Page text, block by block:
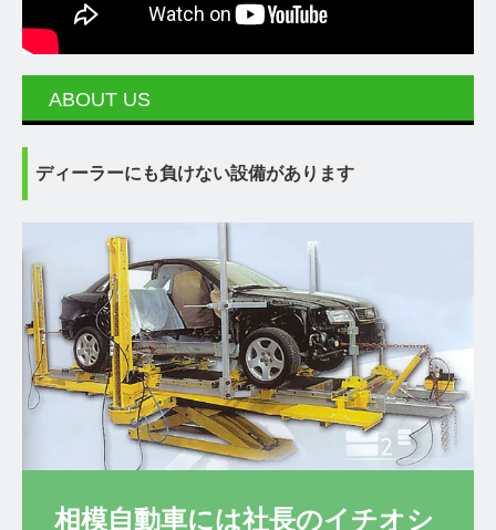
ABOUT US
ディーラーにも負けない設備があります
相模自動車には社長のイチオシ